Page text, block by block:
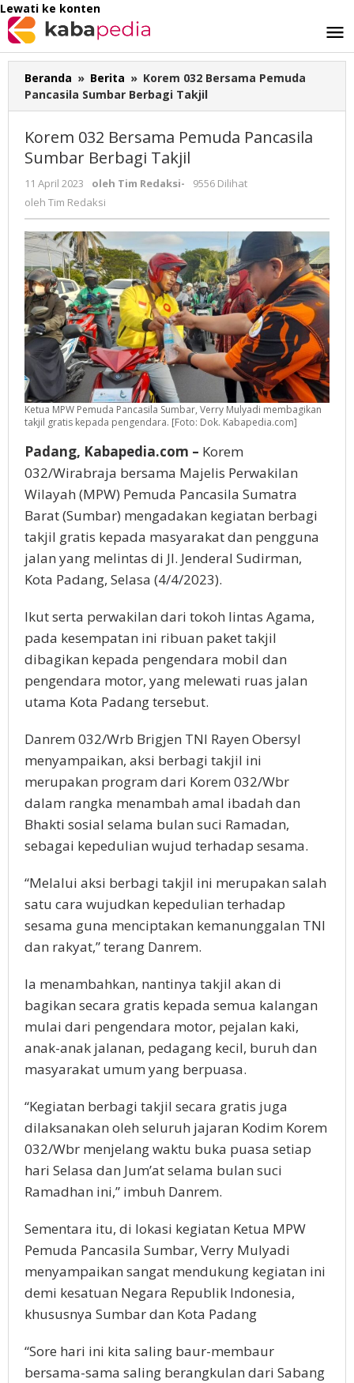
Lewati ke konten
Beranda » Berita » Korem 032 Bersama Pemuda
Pancasila Sumbar Berbagi Takjil
Korem 032 Bersama Pemuda Pancasila
Sumbar Berbagi Takjil
11 April 2023 oleh Tim Redaksi-
9556 Dilihat
oleh Tim Redaksi
Ketua MPW Pemuda Pancasila Sumbar, Verry Mulyadi membagikan
takjil gratis kepada pengendara. [Foto: Dok. Kabapedia.com]
Padang, Kabapedia.com – Korem
032/Wirabraja bersama Majelis Perwakilan
Wilayah (MPW) Pemuda Pancasila Sumatra
Barat (Sumbar) mengadakan kegiatan berbagi
takjil gratis kepada masyarakat dan pengguna
jalan yang melintas di Jl. Jenderal Sudirman,
Kota Padang, Selasa (4/4/2023).
Ikut serta perwakilan dari tokoh lintas Agama,
pada kesempatan ini ribuan paket takjil
dibagikan kepada pengendara mobil dan
pengendara motor, yang melewati ruas jalan
utama Kota Padang tersebut.
Danrem 032/Wrb Brigjen TNI Rayen Obersyl
menyampaikan, aksi berbagi takjil ini
merupakan program dari Korem 032/Wbr
dalam rangka menambah amal ibadah dan
Bhakti sosial selama bulan suci Ramadan,
sebagai kepedulian wujud terhadap sesama.
“Melalui aksi berbagi takjil ini merupakan salah
satu cara wujudkan kepedulian terhadap
sesama guna menciptakan kemanunggalan TNI
dan rakyat,” terang Danrem.
Ia menambahkan, nantinya takjil akan di
bagikan secara gratis kepada semua kalangan
mulai dari pengendara motor, pejalan kaki,
anak-anak jalanan, pedagang kecil, buruh dan
masyarakat umum yang berpuasa.
“Kegiatan berbagi takjil secara gratis juga
dilaksanakan oleh seluruh jajaran Kodim Korem
032/Wbr menjelang waktu buka puasa setiap
hari Selasa dan Jum’at selama bulan suci
Ramadhan ini,” imbuh Danrem.
Sementara itu, di lokasi kegiatan Ketua MPW
Pemuda Pancasila Sumbar, Verry Mulyadi
menyampaikan sangat mendukung kegiatan ini
demi kesatuan Negara Republik Indonesia,
khususnya Sumbar dan Kota Padang
“Sore hari ini kita saling baur-membaur
bersama-sama saling berangkulan dari Sabang